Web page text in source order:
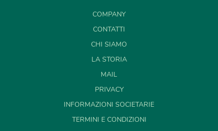
COMPANY
CONTATTI
CHI SIAMO
LA STORIA
MAIL
PRIVACY
INFORMAZIONI SOCIETARIE
TERMINI E CONDIZIONI